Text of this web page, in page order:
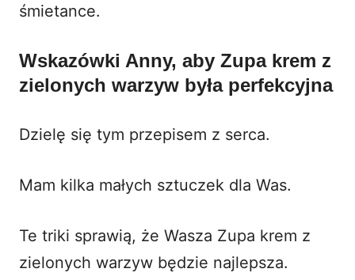
śmietance.
Wskazówki Anny, aby Zupa krem z
zielonych warzyw była perfekcyjna
Dzielę się tym przepisem z serca.
Mam kilka małych sztuczek dla Was.
Te triki sprawią, że Wasza Zupa krem z
zielonych warzyw będzie najlepsza.